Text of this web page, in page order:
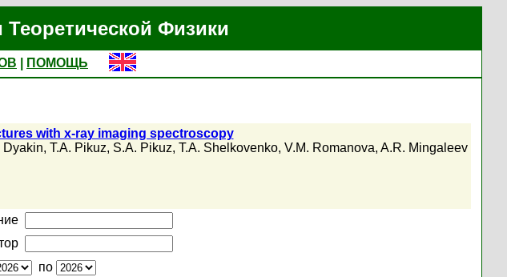
Физики
ПОМОЩЬ
with x-ray imaging spectroscopy
Dyakin, T.A. Pikuz, S.A. Pikuz, T.A. Shelkovenko, V.M. Romanova, A.R. Mingaleev
по